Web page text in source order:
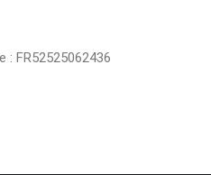
: FR52525062436